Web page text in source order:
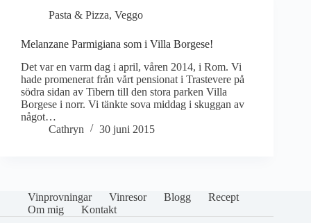
Pasta & Pizza, Veggo
Melanzane Parmigiana som i Villa Borgese!
Det var en varm dag i april, våren 2014, i Rom. Vi
hade promenerat från vårt pensionat i Trastevere på
södra sidan av Tibern till den stora parken Villa
Borgese i norr. Vi tänkte sova middag i skuggan av
något…
Cathryn
30 juni 2015
Vinprovningar Vinresor Blogg
Recept
Om mig
Kontakt